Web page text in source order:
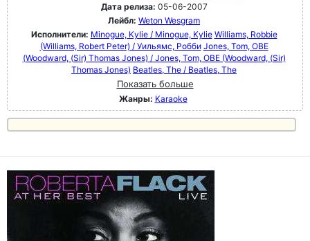
Дата релиза: 05-06-2007
Лейбл: Weton Wesgram
Исполнители: Minogue, Kylie / Minogue, Kylie Williams, Robbie
(Williams, Robert Peter) / Уильямс, Робби Jones, Tom, OBE
(Woodward, (Sir) Thomas Jones) / Jones, Tom, OBE (Woodward, (Sir)
Thomas Jones) Beatles, The / Beatles, The
Показать больше
Жанры: Karaoke